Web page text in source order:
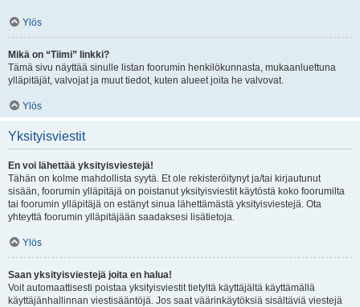
Ylös
Mikä on “Tiimi” linkki?
Tämä sivu näyttää sinulle listan foorumin henkilökunnasta, mukaanluettuna
ylläpitäjät, valvojat ja muut tiedot, kuten alueet joita he valvovat.
Ylös
Yksityisviestit
En voi lähettää yksityisviestejä!
Tähän on kolme mahdollista syytä. Et ole rekisteröitynyt ja/tai kirjautunut
sisään, foorumin ylläpitäjä on poistanut yksityisviestit käytöstä koko foorumilta
tai foorumin ylläpitäjä on estänyt sinua lähettämästä yksityisviestejä. Ota
yhteyttä foorumin ylläpitäjään saadaksesi lisätietoja.
Ylös
Saan yksityisviestejä joita en halua!
Voit automaattisesti poistaa yksityisviestit tietyltä käyttäjältä käyttämällä
käyttäjänhallinnan viestisääntöjä. Jos saat väärinkäytöksiä sisältäviä viestejä